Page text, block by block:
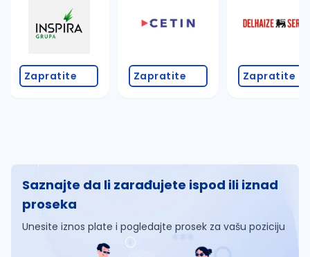
Zapratite Zapratite Zapratite
Saznajte da li zarađujete ispod ili iznad
proseka
Unesite iznos plate i pogledajte prosek za vašu poziciju